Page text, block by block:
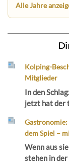
Alle Jahre
Kolping-
Mitglieder
In den
jetzt hat der
Gastronomie:
dem Spiel –
Wenn aus
stehen in